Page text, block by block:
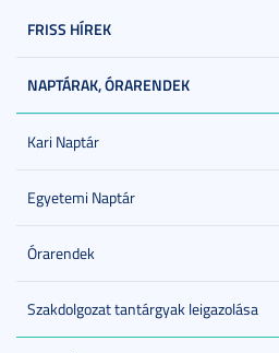
FRISS HÍREK
NAPTÁRAK, ÓRARENDEK
Kari Naptár
Egyetemi Naptár
Órarendek
Szakdolgozat tantárgyak leigazolása